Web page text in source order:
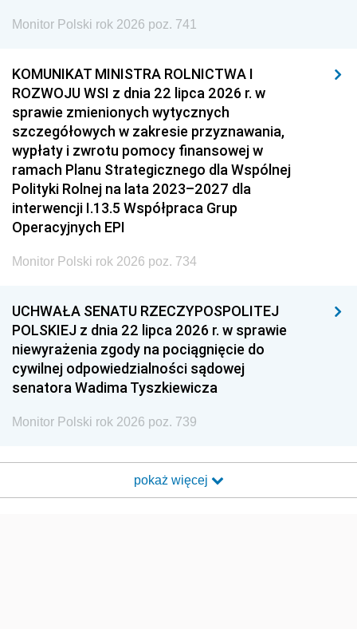
Monitor Polski rok 2026 poz. 741
KOMUNIKAT MINISTRA ROLNICTWA I
ROZWOJU WSI z dnia 22 lipca 2026 r. w
sprawie zmienionych wytycznych
szczegółowych w zakresie przyznawania,
wypłaty i zwrotu pomocy finansowej w
ramach Planu Strategicznego dla Wspólnej
Polityki Rolnej na lata 2023–2027 dla
interwencji I.13.5 Współpraca Grup
Operacyjnych EPI
Monitor Polski rok 2026 poz. 734
UCHWAŁA SENATU RZECZYPOSPOLITEJ
POLSKIEJ z dnia 22 lipca 2026 r. w sprawie
niewyrażenia zgody na pociągnięcie do
cywilnej odpowiedzialności sądowej
senatora Wadima Tyszkiewicza
Monitor Polski rok 2026 poz. 739
pokaż więcej